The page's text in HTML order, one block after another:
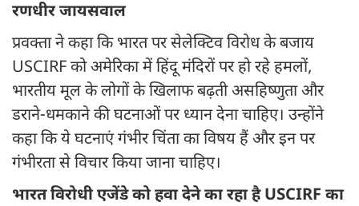
रणधीर जायसवाल
प्रवक्ता ने कहा कि भारत पर सेलेक्टिव विरोध के बजाय
USCIRF को अमेरिका में हिंदू मंदिरों पर हो रहे हमलों,
भारतीय मूल के लोगों के खिलाफ बढ़ती असहिष्णुता और
डराने-धमकाने की घटनाओं पर ध्यान देना चाहिए। उन्होंने
कहा कि ये घटनाएं गंभीर चिंता का विषय हैं और इन पर
गंभीरता से विचार किया जाना चाहिए।
भारत विरोधी एजेंडे को हवा देने का रहा है USCIRF का